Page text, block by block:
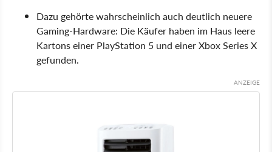
Dazu gehörte wahrscheinlich auch deutlich neuere
Gaming-Hardware: Die Käufer haben im Haus leere
Kartons einer PlayStation 5 und einer Xbox Series X
gefunden.